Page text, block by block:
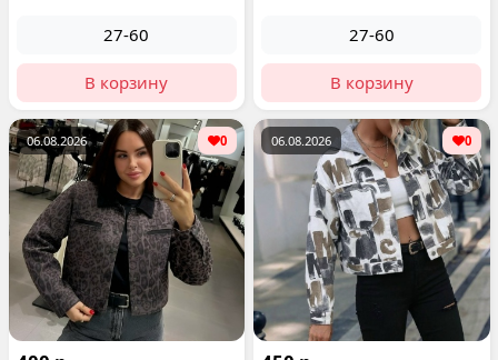
27-60
В корзину
27-60
В корзину
06.08.2026 0 06.08.2026 0